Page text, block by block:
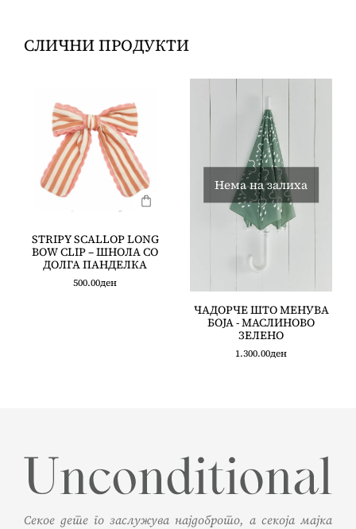
СЛИЧНИ ПРОДУКТИ
STRIPY SCALLOP LONG
BOW CLIP – ШНОЛА СО
ДОЛГА ПАНДЕЛКА
500.00ден
Нема на залиха
ЧАДОРЧЕ ШТО МЕНУВА
БОЈА - МАСЛИНОВО
ЗЕЛЕНО
1.300.00ден
Секое дете го заслужува најдоброто, а секоја мајка